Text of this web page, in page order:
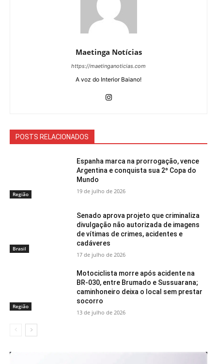
Maetinga Notícias
https://maetinganoticias.com
A voz do Interior Baiano!
POSTS RELACIONADOS
Região
Espanha marca na prorrogação, vence
Argentina e conquista sua 2º Copa do
Mundo
19 de julho de 2026
Brasil
Senado aprova projeto que criminaliza
divulgação não autorizada de imagens
de vítimas de crimes, acidentes e
cadáveres
17 de julho de 2026
Região
Motociclista morre após acidente na
BR-030, entre Brumado e Sussuarana;
caminhoneiro deixa o local sem prestar
socorro
13 de julho de 2026